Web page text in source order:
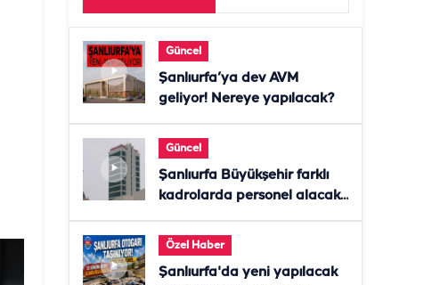
Güncel
Şanlıurfa’ya dev AVM
geliyor! Nereye yapılacak?
Güncel
Şanlıurfa Büyükşehir farklı
kadrolarda personel alacak!
Özel Haber
Şanlıurfa'da yeni yapılacak